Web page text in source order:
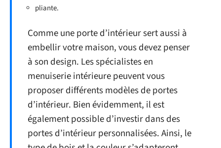
pliante.
Comme une porte d’intérieur sert aussi à
embellir votre maison, vous devez penser
à son design. Les spécialistes en
menuiserie intérieure peuvent vous
proposer différents modèles de portes
d’intérieur. Bien évidemment, il est
également possible d’investir dans des
portes d’intérieur personnalisées. Ainsi, le